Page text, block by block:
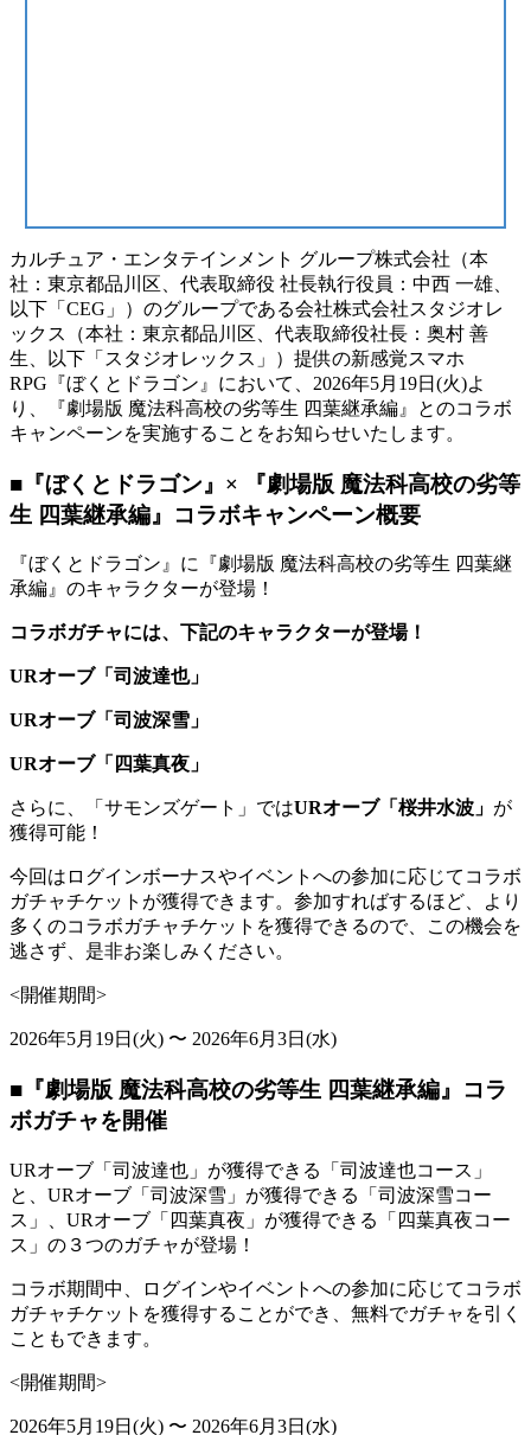
カルチュア・エンタテインメント グループ株式会社（本
社：東京都品川区、代表取締役 社長執行役員：中西 一雄、
以下「CEG」）のグループである会社株式会社スタジオレ
ックス（本社：東京都品川区、代表取締役社長：奥村 善
生、以下「スタジオレックス」）提供の新感覚スマホ
RPG『ぼくとドラゴン』において、2026年5月19日(火)よ
り、『劇場版 魔法科高校の劣等生 四葉継承編』とのコラボ
キャンペーンを実施することをお知らせいたします。
■『ぼくとドラゴン』× 『劇場版 魔法科高校の劣等
生 四葉継承編』コラボキャンペーン概要
『ぼくとドラゴン』に『劇場版 魔法科高校の劣等生 四葉継
承編』のキャラクターが登場！
コラボガチャには、下記のキャラクターが登場！
URオーブ「司波達也」
URオーブ「司波深雪」
URオーブ「四葉真夜」
さらに、「サモンズゲート」ではURオーブ「桜井水波」 が
獲得可能！
今回はログインボーナスやイベントへの参加に応じてコラボ
ガチャチケットが獲得できます。参加すればするほど、より
多くのコラボガチャチケットを獲得できるので、この機会を
逃さず、是非お楽しみください。
<開催期間>
2026年5月19日(火) 〜 2026年6月3日(水)
■『劇場版 魔法科高校の劣等生 四葉継承編』コラ
ボガチャを開催
URオーブ「司波達也」が獲得できる「司波達也コース」
と、URオーブ「司波深雪」が獲得できる「司波深雪コー
ス」、URオーブ「四葉真夜」が獲得できる「四葉真夜コー
ス」の３つのガチャが登場！
コラボ期間中、ログインやイベントへの参加に応じてコラボ
ガチャチケットを獲得することができ、無料でガチャを引く
こともできます。
<開催期間>
2026年5月19日(火) 〜 2026年6月3日(水)